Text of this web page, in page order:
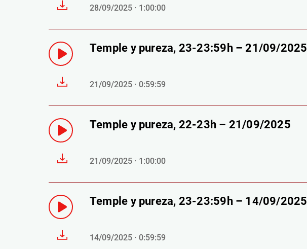
28/09/2025 · 1:00:00
Temple y pureza, 23-23:59h – 21/09/2025
21/09/2025 · 0:59:59
Temple y pureza, 22-23h – 21/09/2025
21/09/2025 · 1:00:00
Temple y pureza, 23-23:59h – 14/09/2025
14/09/2025 · 0:59:59